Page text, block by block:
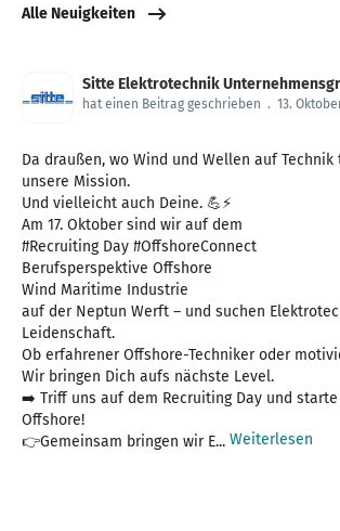
Alle Neuigkeiten
Sitte Elektrotechnik
hat einen Beitrag geschrieben . 13.
Da draußen, wo Wind und Wellen auf
unsere Mission.
Und vielleicht auch Deine. 💪⚡
Am 17. Oktober sind wir auf dem
#Recruiting Day #OffshoreConnect
Berufsperspektive Offshore
Wind Maritime Industrie
auf der Neptun Werft – und suchen
Leidenschaft.
Ob erfahrener Offshore-Techniker oder
Wir bringen Dich aufs nächste Level.
➡️ Triff uns auf dem Recruiting Day und
Offshore!
👉Gemeinsam bringen wir E... Weiterlesen